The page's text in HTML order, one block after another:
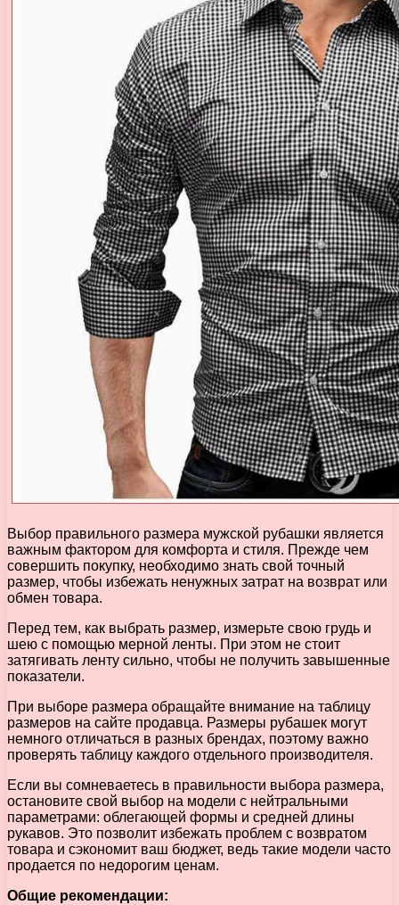
Выбор правильного размера мужской рубашки является
важным фактором для комфорта и стиля. Прежде чем
совершить покупку, необходимо знать свой точный
размер, чтобы избежать ненужных затрат на возврат или
обмен товара.
Перед тем, как выбрать размер, измерьте свою грудь и
шею с помощью мерной ленты. При этом не стоит
затягивать ленту сильно, чтобы не получить завышенные
показатели.
При выборе размера обращайте внимание на таблицу
размеров на сайте продавца. Размеры рубашек могут
немного отличаться в разных брендах, поэтому важно
проверять таблицу каждого отдельного производителя.
Если вы сомневаетесь в правильности выбора размера,
остановите свой выбор на модели с нейтральными
параметрами: облегающей формы и средней длины
рукавов. Это позволит избежать проблем с возвратом
товара и сэкономит ваш бюджет, ведь такие модели часто
продается по недорогим ценам.
Общие рекомендации: